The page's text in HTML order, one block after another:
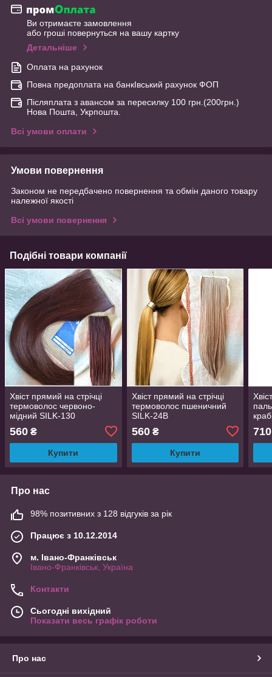
Ви отримаєте замовлення
або гроші повернуться на вашу картку
Детальніше
Оплата на рахунок
Повна предоплата на банкІвський рахунок ФОП
Післяплата з авансом за пересилку 100 грн.(200грн.)
Нова Пошта, Укрпошта.
Всі умови оплати
Умови повернення
Законом не передбачено повернення та обмін даного товару
належної якості
Всі умови повернення
Подібні товари компанії
Хвіст прямий на стрічці
термоволос червоно-
мідний SILK-130
560 ₴
Купити
Хвіст прямий на стрічці
термоволос пшеничний
SILK-24В
560₴
Купити
710
Про нас
98% позитивних з 128 відгуків за рік
Працює з 10.12.2014
м. Івано-Франківськ
Івано-Франківськ, Україна
Контакти
Сьогодні вихідний
Показати весь графік роботи
Про нас